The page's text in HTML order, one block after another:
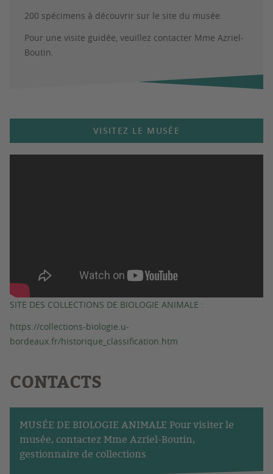
200 spécimens à découvrir sur le site du musée.
Pour une visite guidée, veuillez contacter Mme Azriel-
Boutin.
VISITEZ LE MUSÉE
SITE DES COLLECTIONS DE BIOLOGIE ANIMALE :
https://collections-biologie.u-
bordeaux.fr/historique_classification.htm
CONTACTS
MUSÉE DE BIOLOGIE ANIMALE Pour visiter le
musée, contactez Mme Azriel-Boutin,
gestionnaire de collections